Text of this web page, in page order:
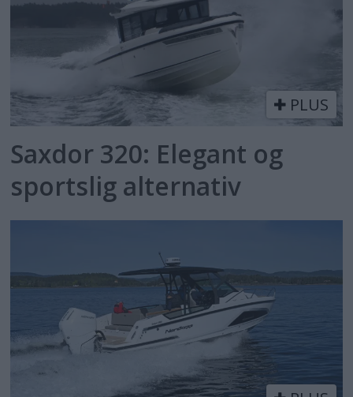
PLUS
Saxdor 320: Elegant og
sportslig alternativ